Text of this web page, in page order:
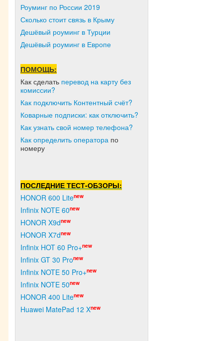
Роуминг по России 2019
Сколько стоит связь в Крыму
Дешёвый роуминг в Турции
Дешёвый роуминг в Европе
ПОМОЩЬ:
Как сделать перевод на карту без
комиссии?
Как подключить Контентный счёт?
Коварные подписки: как отключить?
Как узнать свой номер телефона?
Как определить оператора по
номеру
ПОСЛЕДНИЕ ТЕСТ-ОБЗОРЫ:
HONOR 600 Litenew
Infinix NOTE 60new
HONOR X9dnew
HONOR X7dnew
Infinix HOT 60 Pro+new
Infinix GT 30 Pronew
Infinix NOTE 50 Pro+new
Infinix NOTE 50new
HONOR 400 Litenew
Huawei MatePad 12 Xnew